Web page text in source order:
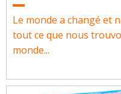
Le monde a changé et
tout ce que nous
monde...